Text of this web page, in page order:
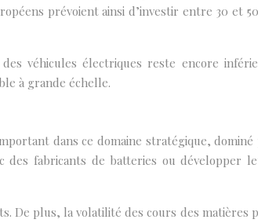
prévoient ainsi d’investir entre 30 et
véhicules électriques reste encore
à grande échelle.
dans ce domaine stratégique, dominé
des fabricants de batteries ou développer
De plus, la volatilité des cours des matières